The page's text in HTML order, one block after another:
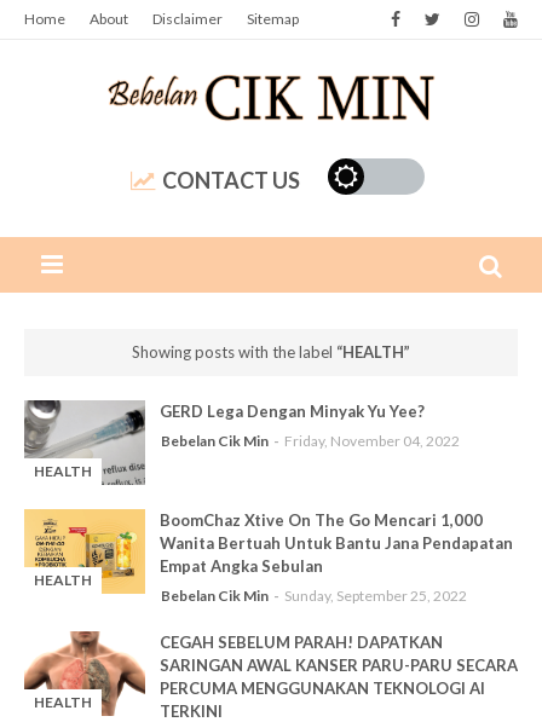
Home About Disclaimer Sitemap
CONTACT US
Showing posts with the label HEALTH
HEALTH
GERD Lega Dengan Minyak Yu Yee?
Bebelan Cik Min Friday, November 04, 2022
HEALTH
BoomChaz Xtive On The Go Mencari 1,000
Wanita Bertuah Untuk Bantu Jana Pendapatan
Empat Angka Sebulan
Bebelan Cik Min Sunday, September 25, 2022
HEALTH
CEGAH SEBELUM PARAH! DAPATKAN
SARINGAN AWAL KANSER PARU-PARU SECARA
PERCUMA MENGGUNAKAN TEKNOLOGI AI
TERKINI